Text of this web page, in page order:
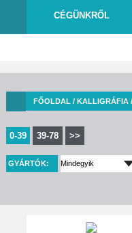
CÉGÜNKRŐL
FŐOLDAL / KALLIGRÁFIA
0-39 39-78 >>
GYÁRTÓK: